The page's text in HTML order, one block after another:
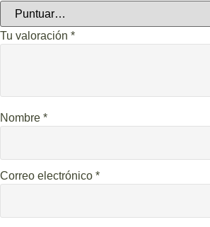
Tu valoración *
Nombre *
Correo electrónico *